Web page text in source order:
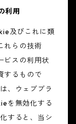
利用
及びこれに類
れらの技術
ビスの利用状
するもので
、ウェブブラ
を無効化する
すると、当シ